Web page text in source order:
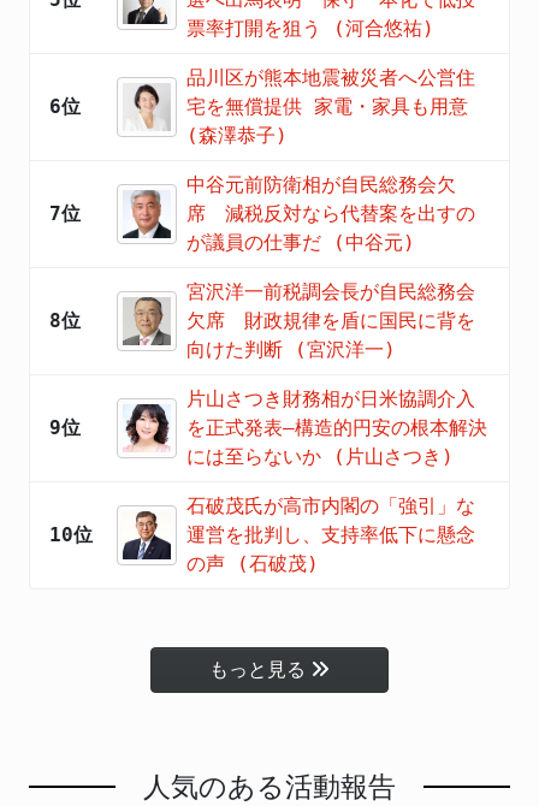
票率打開を狙う (河合悠祐)
6位
品川区が熊本地震被災者へ公営住
宅を無償提供 家電・家具も用意
(森澤恭子)
7位
中谷元前防衛相が自民総務会欠
席 減税反対なら代替案を出すの
が議員の仕事だ (中谷元)
8位
宮沢洋一前税調会長が自民総務会
欠席 財政規律を盾に国民に背を
向けた判断 (宮沢洋一)
9位
片山さつき財務相が日米協調介入
を正式発表―構造的円安の根本解決
には至らないか (片山さつき)
10位
石破茂氏が高市内閣の「強引」な
運営を批判し、支持率低下に懸念
の声 (石破茂)
もっと見る
人気のある活動報告